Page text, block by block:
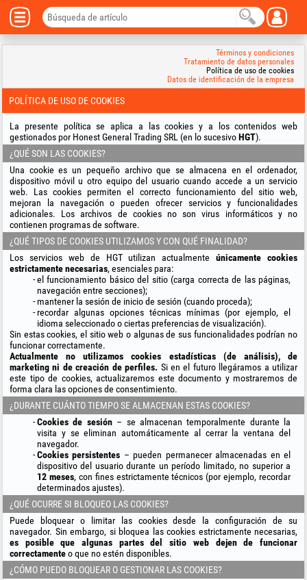
Términos y condiciones
Tratamiento de datos personales
Política de uso de cookies
Datos de identificación de la empresa
POLÍTICA DE USO DE COOKIES
La presente política se aplica a las cookies y a los contenidos web
gestionados por Honest General Trading SRL (en lo sucesivoHGT).
¿QUÉ SON LAS COOKIES?
Una cookie es un pequeño archivo que se almacena en el ordenador,
dispositivo móvil u otro equipo del usuario cuando accede a un servicio
web. Las cookies permiten el correcto funcionamiento del sitio web,
mejoran la navegación o pueden ofrecer servicios y funcionalidades
adicionales. Los archivos de cookies no son virus informáticos y no
contienen programas de software.
¿QUÉ TIPOS DE COOKIES UTILIZAMOS Y CON QUÉ FINALIDAD?
Los servicios web de HGT utilizan actualmenteúnicamente cookies
estrictamente necesarias, esenciales para:
el funcionamiento básico del sitio (carga correcta de las páginas,
navegación entre secciones);
mantener la sesión de inicio de sesión (cuando proceda);
recordar algunas opciones técnicas mínimas (por ejemplo, el
idioma seleccionado o ciertas preferencias de visualización).
Sin estas cookies, el sitio web o algunas de sus funcionalidades podrían no
funcionar correctamente.
Actualmente no utilizamos cookies estadísticas (de análisis), de
marketing ni de creación de perfiles. Si en el futuro llegáramos a utilizar
este tipo de cookies, actualizaremos este documento y mostraremos de
forma clara las opciones de consentimiento.
¿DURANTE CUÁNTO TIEMPO SE ALMACENAN ESTAS COOKIES?
Cookies de sesión– se almacenan temporalmente durante la
visita y se eliminan automáticamente al cerrar la ventana del
navegador.
Cookies persistentes – pueden permanecer almacenadas en el
dispositivo del usuario durante un período limitado, no superior a
12 meses, con fines estrictamente técnicos (por ejemplo, recordar
determinados ajustes).
¿QUÉ OCURRE SI BLOQUEO LAS COOKIES?
Puede bloquear o limitar las cookies desde la configuración de su
navegador. Sin embargo, si bloquea las cookies estrictamente necesarias,
es posible que algunas partes del sitio web dejen de funcionar
correctamenteo que no estén disponibles.
¿CÓMO PUEDO BLOQUEAR O GESTIONAR LAS COOKIES?